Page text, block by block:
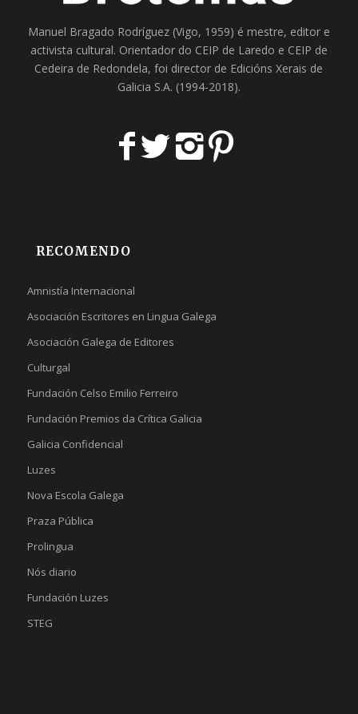
Manuel Bragado Rodríguez (Vigo, 1959) é mestre, editor e
activista cultural. Orientador do CEIP de Laredo e CEIP de
Cedeira de Redondela, foi director de Edicións Xerais de
Galicia S.A. (1994-2018).
RECOMENDO
Amnistía Internacional
Asociación Escritores en Lingua Galega
Asociación Galega de Editores
Culturgal
Fundación Celso Emilio Ferreiro
Fundación Premios da Crítica Galicia
Galicia Confidencial
Luzes
Nova Escola Galega
Praza Pública
Prolingua
Nós diario
Fundación Luzes
STEG